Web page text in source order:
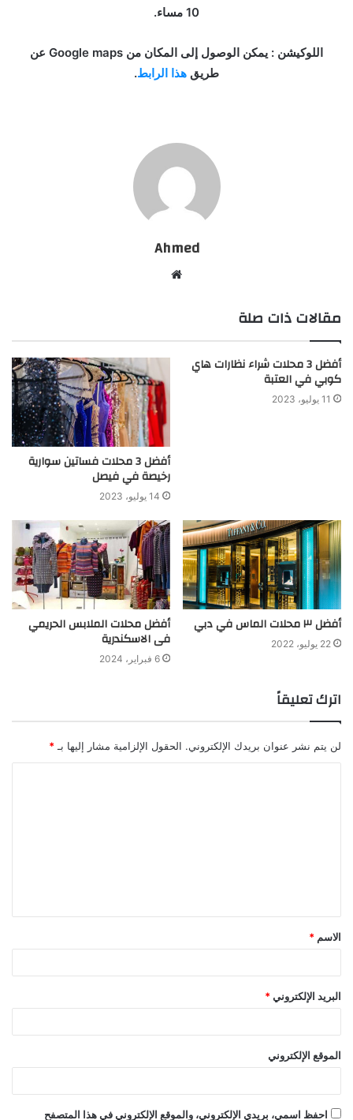
10 مساء.
اللوكيشن : يمكن الوصول إلى المكان من Google maps عن
طريق هذا الرابط.
Ahmed
مقالات ذات صلة
أفضل 3 محلات شراء نظارات هاي
كوبي في العتبة
11 يوليو، 2023
أفضل 3 محلات فساتين سوارية
رخيصة في فيصل
14 يوليو، 2023
أفضل ٣ محلات الماس في دبي
22 يوليو، 2022
أفضل محلات الملابس الحريمي
فى الاسكندرية
6 فبراير، 2024
اترك تعليقاً
لن يتم نشر عنوان بريدك الإلكتروني. الحقول الإلزامية مشار إليها بـ *
الاسم *
البريد الإلكتروني *
الموقع الإلكتروني
احفظ اسمي، بريدي الإلكتروني، والموقع الإلكتروني في هذا المتصفح